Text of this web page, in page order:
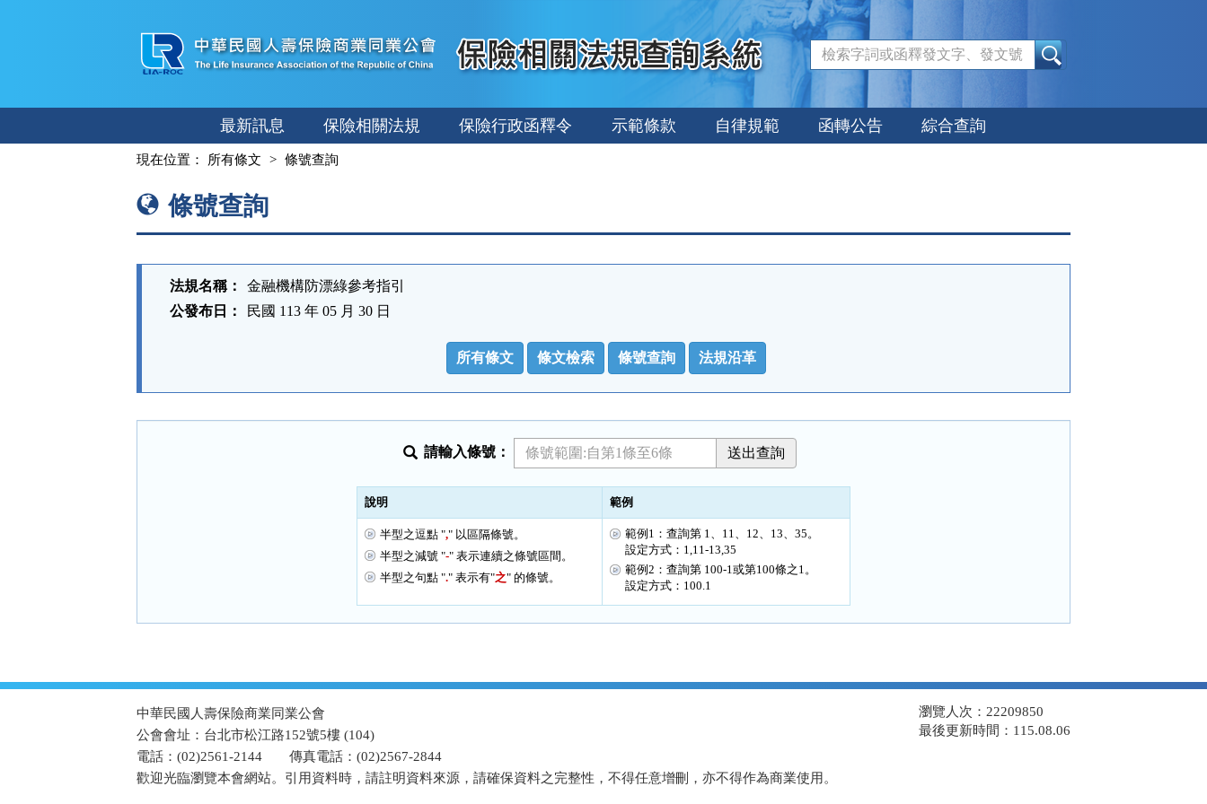
容
最新訊息 保險相關法規 保險行政函釋令 示範條款 自律規範 函轉公告 綜合查詢
現在位置： 所有條文 條號查詢
條號查詢
法規名稱：
金融機構防漂綠參考指引
公發布日：
民國 113 年 05 月 30 日
能
所有條文 條文檢索 條號查詢 法規沿革
請輸入條號：
說明 範例
半型之逗點 "," 以區隔條號。
半型之減號 "-" 表示連續之條號區間。
半型之句點 "." 表示有"之" 的條號。
範例1：查詢第 1、11、12、13、35。
設定方式：1,11-13,35
範例2：查詢第 100-1或第100條之1。
設定方式：100.1
中華民國人壽保險商業同業公會
公會會址：台北市松江路152號5樓 (104)
電話：(02)2561-2144
傳真電話：(02)2567-2844
歡迎光臨瀏覽本會網站。引用資料時，請註明資料來源，請確保資料之完整性，不得任意增刪，亦不得作為商業使用。
瀏覽人次：22209850
最後更新時間：115.08.06